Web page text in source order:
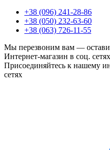
+38 (096) 241-28-86
+38 (050) 232-63-60
+38 (063) 726-11-55
Мы перезвоним вам —
Интернет-магазин в соц. сетях
Присоединяйтесь к нашему
сетях